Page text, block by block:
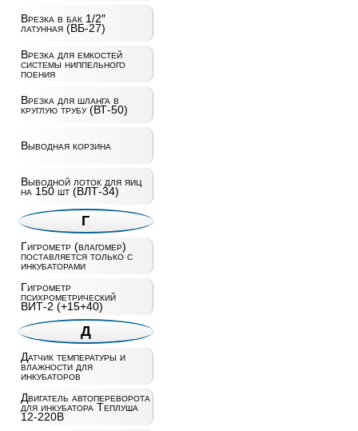
Врезка в бак 1/2″
латунная (ВБ-27)
Врезка для емкостей
системы ниппельного
поения
Врезка для шланга в
круглую трубу (ВТ-50)
Выводная корзина
Выводной лоток для яиц
на 150 шт (ВЛТ-34)
Г
Гигрометр (влагомер)
поставляется только с
инкубаторами
Гигрометр
психрометрический
ВИТ-2 (+15+40)
Д
Датчик температуры и
влажности для
инкубаторов
Двигатель автопереворота
для инкубатора Теплуша
12-220В